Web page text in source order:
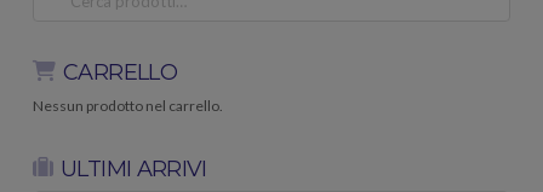
CARRELLO
Nessun prodotto nel carrello.
ULTIMI ARRIVI